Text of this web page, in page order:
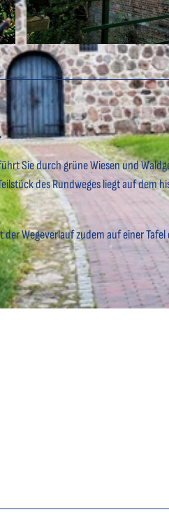
© Florian Trykowski, Cuxland Tourismus, Fotograf
Sie durch grüne Wiesen und
des Rundweges liegt auf dem
Wegeverlauf zudem auf einer